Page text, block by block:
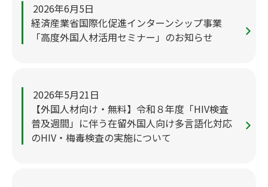
2026年6月5日
経済産業省国際化促進インターンシップ事業
「高度外国人材活用セミナー」のお知らせ
2026年5月21日
【外国人材向け・無料】令和８年度「HIV検査
普及週間」に伴う在留外国人向け多言語化対応
のHIV・梅毒検査の実施について